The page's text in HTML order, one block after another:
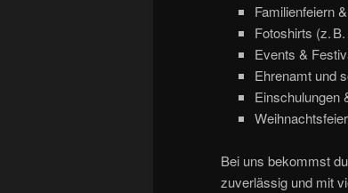
Familienfeiern
Fotoshirts (z.
Events &
Ehrenamt und
Einschulungen
Bei uns bekommst du
zuverlässig und mit